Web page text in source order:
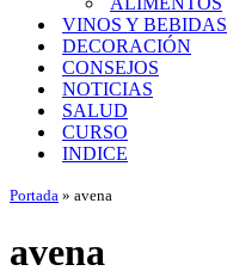
VINOS Y BEBIDAS
DECORACIÓN
CONSEJOS
NOTICIAS
SALUD
CURSO
INDICE
Portada » avena
avena